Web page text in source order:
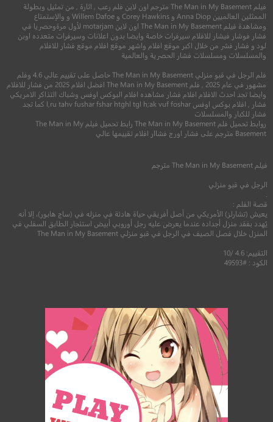
5.8
8.1
فيلم The Man in My Basement مترجم اون لاين فلم رعب , اثارة , من تمثيل وبطولة
الممثلين العالميين Anna Diop و Corey Hawkins و Willem Dafoe و والإستمتاع
ومشاهدة فيلم The Man in My Basement اون لاين motarjam لأول مرةوحصريا في
فشار فوشار فيشار للافلام سيرفرات خاصة وايضا بدون اعلانات وسيرفرات متعدده اوبن
لود و فشار فشر من خلال اكبر موقع افلام واشهر موقع افلام موقع فشار للافلام
والمسلسلات ومسلسلات فشار الحصرية والعالمية
فلم الرجل في قبو منزلي The Man in My Basement حاصل على تقييم عالي 4.6 وفلم
مشهور في عام 2025 , فلم The Man in My Basement افضل افلام 2025 من فشار للافلام
وايضا تجد احدث الافلام افلام فشار مشاهده افلام البوكس اوفس وشباك التذاكر الامريكي
فشار , افلام بوكس اوفس l,ru tahv fushar fshar htghl tgl h;ak vuf foshar كما تجد
فشار للكبار والمسلسلات
روابط تحميل فلم The Man in My Basement رابط تحميل فيلم The Man in My
Basement مترجم على فشار اورج فشاار افلام تقييمها عالي
فيلم The Man in My Basementمترجم
الرجل في قبو منزلي
قصة الفلم :
يعيش (تشارلز) الأمريكي من أصل أفريقي حياة هادئة في منزله في (ساج هابور)، إلا أنه
يُهدد بفقد منزل أجداده عندما يعرض عليه رجل أوروبي أبيض استئجار الطابق السفلي في
المنزل خلال فصل الصيف في الرجل في قبو منزلي The Man in My Basement
التقييم: 4.6 /10
الكود : #49593